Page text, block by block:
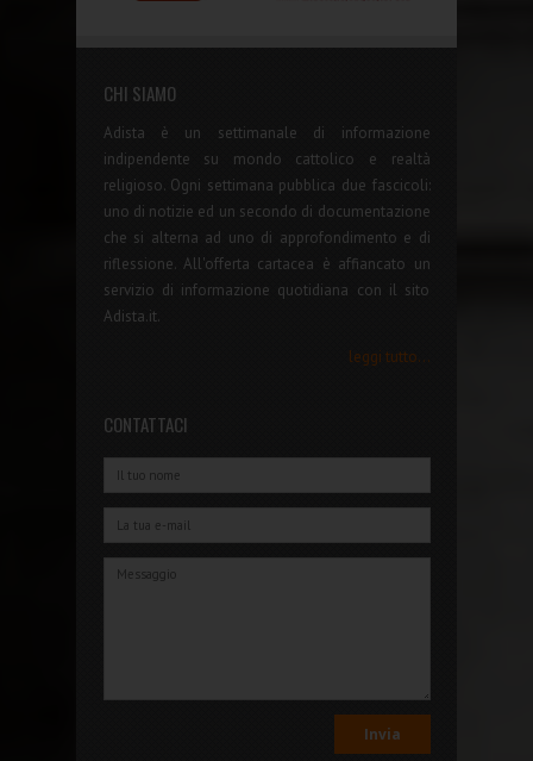
CHI SIAMO
Adista è un settimanale di informazione
indipendente su mondo cattolico e realtà
religioso. Ogni settimana pubblica due fascicoli:
uno di notizie ed un secondo di documentazione
che si alterna ad uno di approfondimento e di
riflessione. All'offerta cartacea è affiancato un
servizio di informazione quotidiana con il sito
Adista.it.
leggi tutto...
CONTATTACI